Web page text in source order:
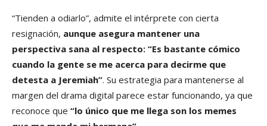
“Tienden a odiarlo”, admite el intérprete con cierta
resignación, aunque asegura mantener una
perspectiva sana al respecto: “Es bastante cómico
cuando la gente se me acerca para decirme que
detesta a Jeremiah”. Su estrategia para mantenerse al
margen del drama digital parece estar funcionando, ya que
reconoce que “lo único que me llega son los memes